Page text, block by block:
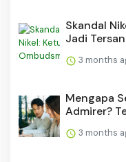
Skandal
Jadi
3 months
Mengapa
Admirer?
3 months